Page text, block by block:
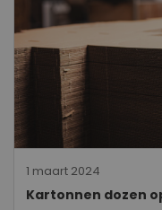
1 maart 2024
Kartonnen dozen